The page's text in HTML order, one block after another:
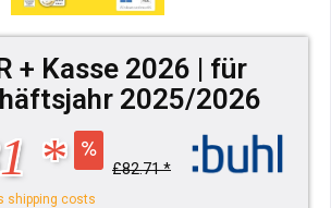
+ Kasse 2026 | für
2025/2026
* £82.71 *
shipping costs